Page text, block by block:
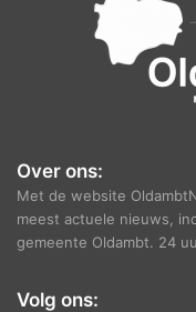
Over ons:
Met de website
meest actuele nieuws,
gemeente Oldambt. 24
Volg ons: